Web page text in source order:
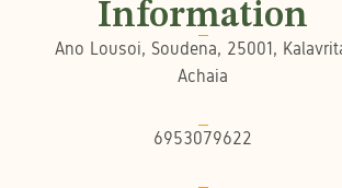
Information
Ano Lousoi, Soudena, 25001,
Achaia
6953079622